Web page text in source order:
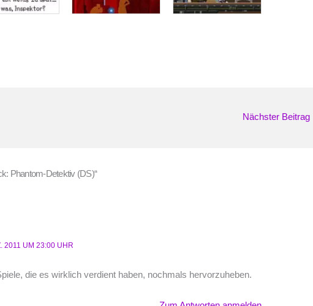
Nächster Beitrag
Phantom-Detektiv (DS)“
2011 UM 23:00 UHR
die es wirklich verdient haben, nochmals hervorzuheben.